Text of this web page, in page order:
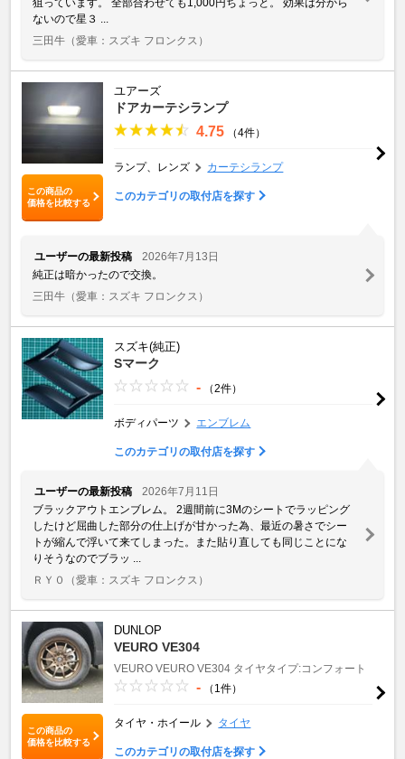
ないので星３ ...
三田牛 （愛車：スズキ フロンクス）
この商品の
価格を比較する
ユアーズ
ドアカーテシランプ
4.75 （4件）
ランプ、レンズ カーテシランプ
このカテゴリの取付店を探す
ユーザーの最新投稿
2026年7月13日
純正は暗かったので交換。
三田牛 （愛車：スズキ フロンクス）
スズキ(純正)
Sマーク
- （2件）
ボディパーツ エンブレム
このカテゴリの取付店を探す
ユーザーの最新投稿
2026年7月11日
ブラックアウトエンブレム。 2週間前に3Mのシートでラッピング
したけど屈曲した部分の仕上げが甘かった為、最近の暑さでシー
トが縮んで浮いて来てしまった。また貼り直しても同じことにな
りそうなのでブラッ ...
ＲＹ０
（愛車：スズキ フロンクス）
この商品の
価格を比較する
DUNLOP
VEURO VE304
VEURO VEURO VE304 タイヤタイプ:コンフォート
- （1件）
タイヤ・ホイール タイヤ
このカテゴリの取付店を探す